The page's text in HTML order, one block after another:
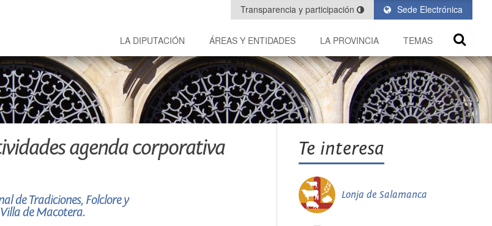
Sede Electrónica
Transparencia y participación
LA DIPUTACIÓN ÁREAS Y ENTIDADES LA PROVINCIA TEMAS
agenda corporativa
de Tradiciones, Folclore y
de Macotera.
Te interesa
Lonja de Salamanca